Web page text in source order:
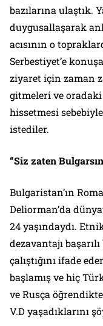
bazılarına ulaştık.
duygusallaşarak
acısının o
Serbestiyet’e
ziyaret için zaman
gitmeleri ve
hissetmesi
istediler.
“Siz zaten
Bulgaristan’ın
Deliorman’da
24 yaşındaydı.
dezavantajı
çalıştığını ifade
başlamış ve hiç
ve Rusça
V.D yaşadıklarını